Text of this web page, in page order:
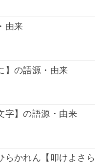
由来
】の語源・由来
字】の語源・由来
らかれん【叩けよさら